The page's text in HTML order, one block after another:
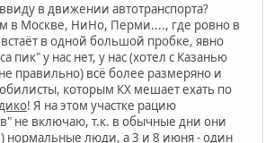
в движении автотранспорта?
в Москве, НиНо, Перми...., где ровно в
в одной большой пробке, явно
пик" у нас нет, у нас (хотел с Казанью
правильно) всё более размеряно и
которым КХ мешает ехать по
! Я на этом участке рацию
не включаю, т.к. в обычные дни они
нормальные люди, а 3 и 8 июня - один